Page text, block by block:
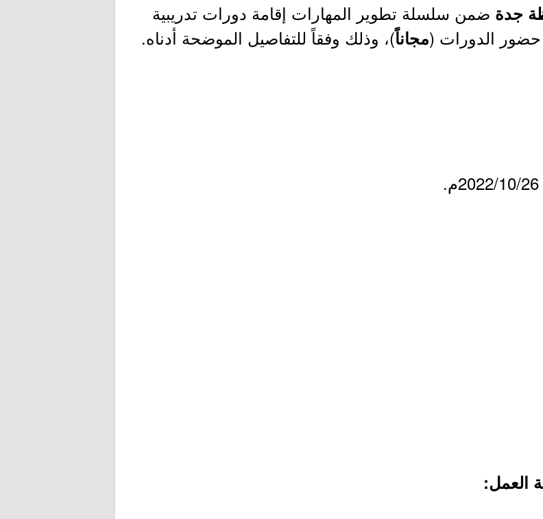
جدة ضمن سلسلة تطوير المهارات إقامة دورات تدريبية
الدورات (مجاناً)، وذلك وفقاً للتفاصيل الموضحة أدناه.